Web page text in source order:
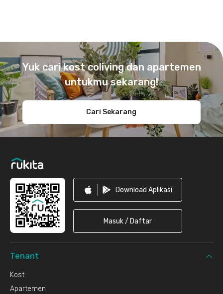
Yuk cari kost coliving dan apartemen
untukmu sekarang!
Cari Sekarang
Download Aplikasi
Masuk / Daftar
Tenant
Kost
Apartemen